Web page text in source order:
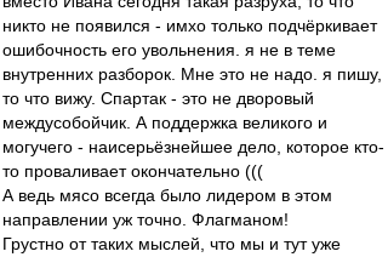
никто не появился - имхо только подчёркивает
ошибочность его увольнения. я не в теме
внутренних разборок. Мне это не надо. я пишу,
то что вижу. Спартак - это не дворовый
междусобойчик. А поддержка великого и
могучего - наисерьёзнейшее дело, которое кто-
то проваливает окончательно (((
А ведь мясо всегда было лидером в этом
направлении уж точно. Флагманом!
Грустно от таких мыслей, что мы и тут уже